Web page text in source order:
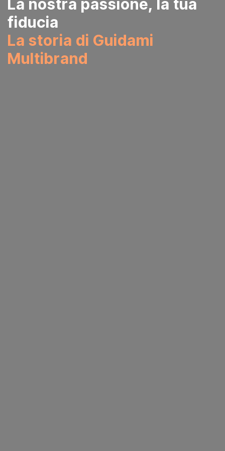
La nostra passione, la tua
fiducia
La storia di Guidami
Multibrand